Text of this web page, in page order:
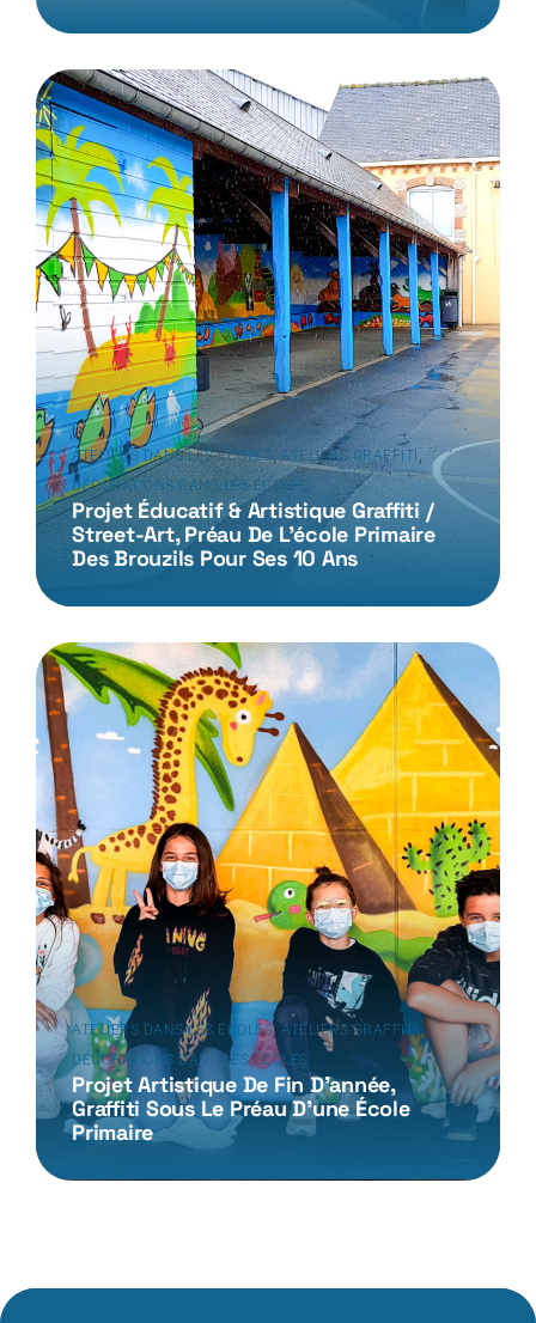
ATELIERS DANS LES ÉCOLES,ATELIERS GRAFFITI ,
DÉCORATIONS DANS LES ÉCOLES
Projet Éducatif & Artistique Graffiti /
Street-Art, Préau De L’école Primaire
Des Brouzils Pour Ses 10 Ans
ATELIERS DANS LES ÉCOLES, ATELIERS GRAFFITI
DÉCORATIONS DANS LES ÉCOLES
Projet Artistique De Fin D’année,
Graffiti Sous Le Préau D’une École
Primaire